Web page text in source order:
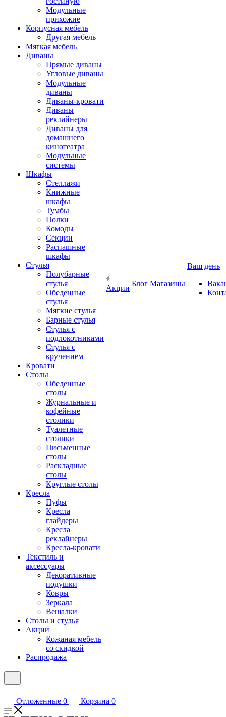
Модульные
прихожие
Корпусная мебель
Другая мебель
Мягкая мебель
Диваны
Прямые диваны
Угловые диваны
Модульные
диваны
Диваны-кровати
Диваны
реклайнеры
Диваны для
домашнего
кинотеатра
Модульные
системы
Шкафы
Стеллажи
Книжные
шкафы
Тумбы
Полки
Комоды
Секции
Распашные
шкафы
Стулья
Полубарные
стулья
Обеденные
стулья
Мягкие стулья
Барные стулья
Стулья с
подлокотниками
Стулья с
кручением
Кровати
Столы
Обеденные
столы
Журнальные и
кофейные
столики
Туалетные
столики
Письменные
столы
Раскладные
столы
Круглые столы
Кресла
Пуфы
Кресла
глайдеры
Кресла
реклайнеры
Кресла-кровати
Текстиль и
аксессуары
Декоративные
подушки
Ковры
Зеркала
Вешалки
Столы и стулья
Акции
Кожаная мебель
со скидкой
Распродажа
Акции
Блог Магазины
Ваш день
Отложенные 0 Корзина 0